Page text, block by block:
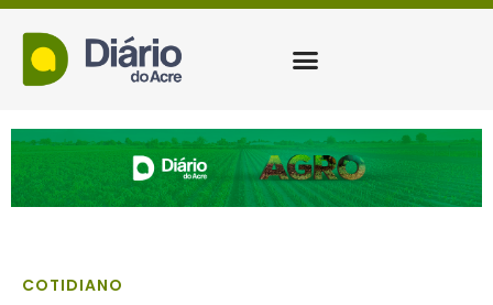
COTIDIANO